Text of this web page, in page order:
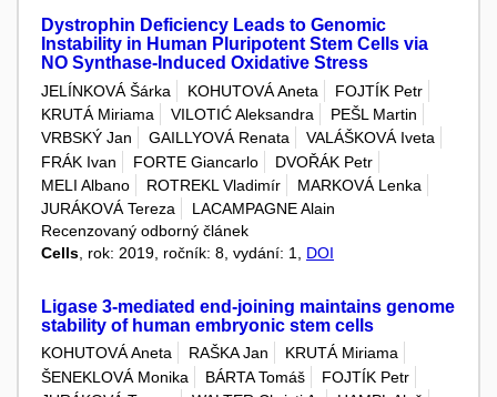
Dystrophin Deficiency Leads to Genomic
Instability in Human Pluripotent Stem Cells via
NO Synthase-Induced Oxidative Stress
JELÍNKOVÁ Šárka KOHUTOVÁ Aneta
FOJTÍK Petr
KRUTÁ Miriama
VILOTIĆ Aleksandra
PEŠL Martin
VRBSKÝ Jan
GAILLYOVÁ Renata
VALÁŠKOVÁ Iveta
FRÁK Ivan
FORTE Giancarlo
DVOŘÁK Petr
MELI Albano
ROTREKL Vladimír
MARKOVÁ Lenka
JURÁKOVÁ Tereza
LACAMPAGNE Alain
Recenzovaný odborný článek
Cells , rok: 2019, ročník: 8, vydání: 1, DOI
Ligase 3-mediated end-joining maintains genome
stability of human embryonic stem cells
KOHUTOVÁ Aneta RAŠKA Jan
KRUTÁ Miriama
ŠENEKLOVÁ Monika
BÁRTA Tomáš
FOJTÍK Petr